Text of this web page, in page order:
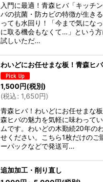
入門に最適！青森ヒバ「キッチ
バの抗菌・防カビの特徴が生き
っても水回り！「今まで気にな
に取る機会もなくて…」という
試しいただ…
わいどにお任せまな板！青森ヒバ
1,500円(税別)
(税込: 1,650円)
青森ヒバ！わいどにお任せまな
森ヒバの魅力を気軽に味わって
ムです。わいどの木勤続20年の
せください。こちら1枚だけのご
ーパックなどで発送可…
追加加工・削り直し